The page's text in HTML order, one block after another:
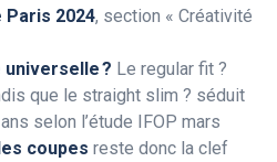
2024, section « Créativité
? Le regular fit ?
que le straight slim ? séduit
selon l’étude IFOP mars
coupes reste donc la clef